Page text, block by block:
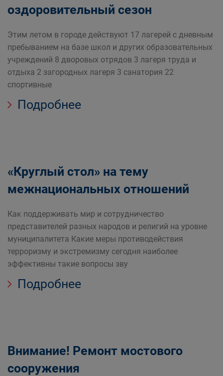
оздоровительный сезон
Этим летом в городе действуют 17 лагерей с дневным
пребыванием на базе школ и других образовательных
учреждений 8 дворовых отрядов 3 лагеря труда и
отдыха 2 загородных лагеря 3 санатория 22
спортивные
Подробнее
«Круглый стол» на тему
межнациональных отношений
Как поддерживать мир и сотрудничество
представителей разных народов и религий на уровне
муниципалитета Какие меры противодействия
терроризму и экстремизму сегодня наиболее
эффективны такие вопросы зву
Подробнее
Внимание! Ремонт мостового
сооружения